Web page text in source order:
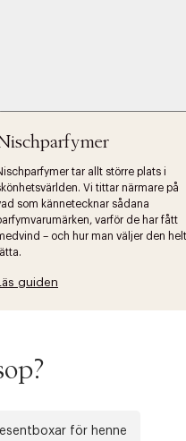
tar allt större plats i
Vi tittar närmare på
som kännetecknar sådana
varför de har fått
– och hur man väljer den helt
guiden
för henne